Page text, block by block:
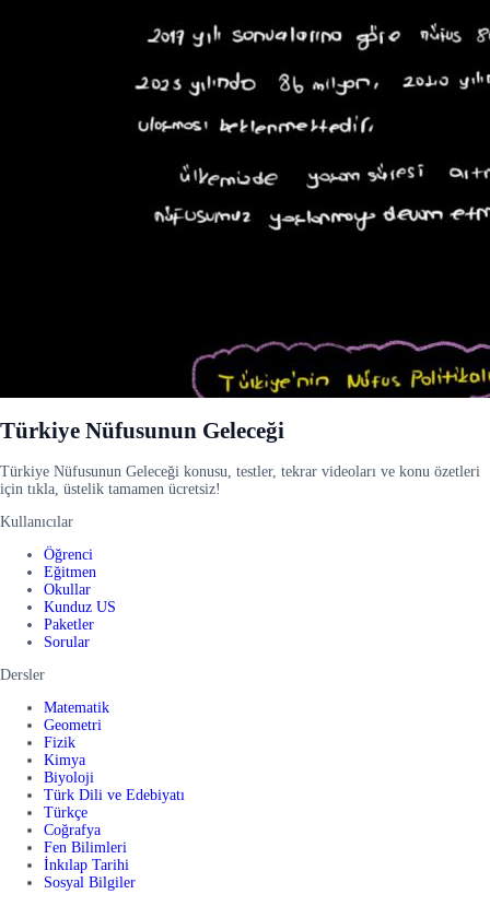
Türkiye Nüfusunun Geleceği
Türkiye Nüfusunun Geleceği konusu, testler, tekrar videoları ve konu özetleri
için tıkla, üstelik tamamen ücretsiz!
Kullanıcılar
Öğrenci
Eğitmen
Okullar
Kunduz US
Paketler
Sorular
Dersler
Matematik
Geometri
Fizik
Kimya
Biyoloji
Türk Dili ve Edebiyatı
Türkçe
Coğrafya
Fen Bilimleri
İnkılap Tarihi
Sosyal Bilgiler